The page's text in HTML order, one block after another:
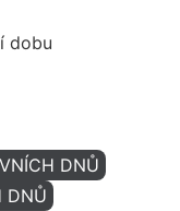
dobu
DNŮ
DNŮ